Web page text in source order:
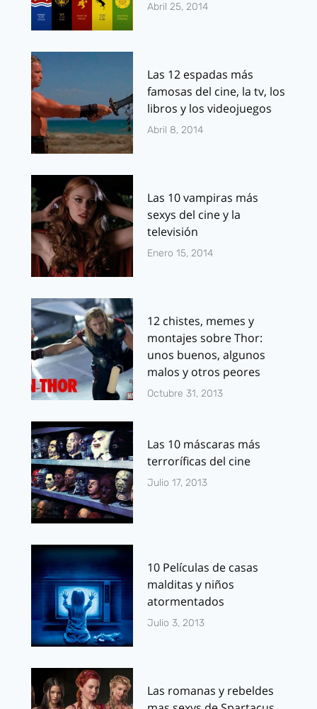
Abril 25, 2014
Las 12 espadas más
famosas del cine, la tv, los
libros y los videojuegos
Abril 8, 2014
Las 10 vampiras más
sexys del cine y la
televisión
Enero 15, 2014
12 chistes, memes y
montajes sobre Thor:
unos buenos, algunos
malos y otros peores
Octubre 31, 2013
Las 10 máscaras más
terroríficas del cine
Julio 17, 2013
10 Películas de casas
malditas y niños
atormentados
Julio 3, 2013
Las romanas y rebeldes